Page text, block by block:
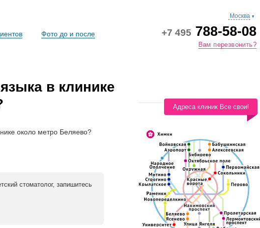
▼
Москва
+7 495 788-58-08
Вам перезвонить?
Фото до и после
Адреса клиник Все свои!
в клинике
около метро Беляево?
стоматолог, запишитесь